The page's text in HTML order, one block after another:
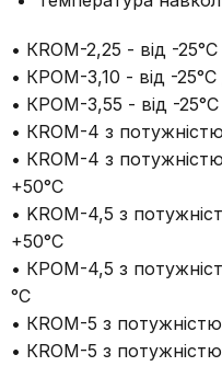
• КRОМ-2,25 - від -
• КРОМ-3,10 - від -
• КРОМ-3,55 - від -
• КRОМ-4 з
• КRОМ-4 з
+50°С
• KRОМ-4,5 з
+50°С
• КРОМ-4,5 з
°С
• КRОМ-5 з
• КRОМ-5 з